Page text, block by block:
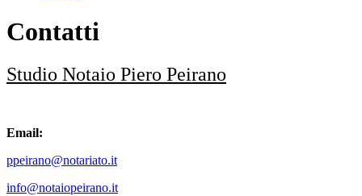
Contatti
Studio Notaio Piero Peirano
Email:
ppeirano@notariato.it
info@notaiopeirano.it